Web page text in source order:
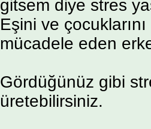
gitsem diye stres
Eşini ve
mücadele eden
Gördüğünüz gibi
üretebilirsiniz.